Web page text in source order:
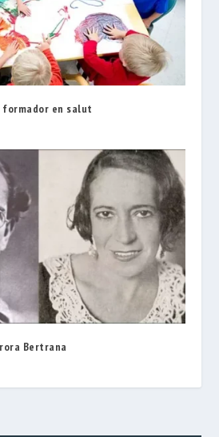
formador en salut
Bertrana